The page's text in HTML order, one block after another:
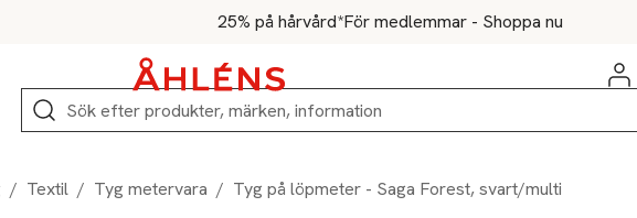
25% på hårvård*För medlemmar - Shoppa nu
Sök
/ Textil / Tyg metervara / Tyg på löpmeter - Saga Forest, svart/multi